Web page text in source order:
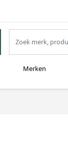
Merken